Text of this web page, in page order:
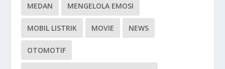
MEDAN MENGELOLA EMOSI
MOBIL LISTRIK MOVIE NEWS
OTOMOTIF